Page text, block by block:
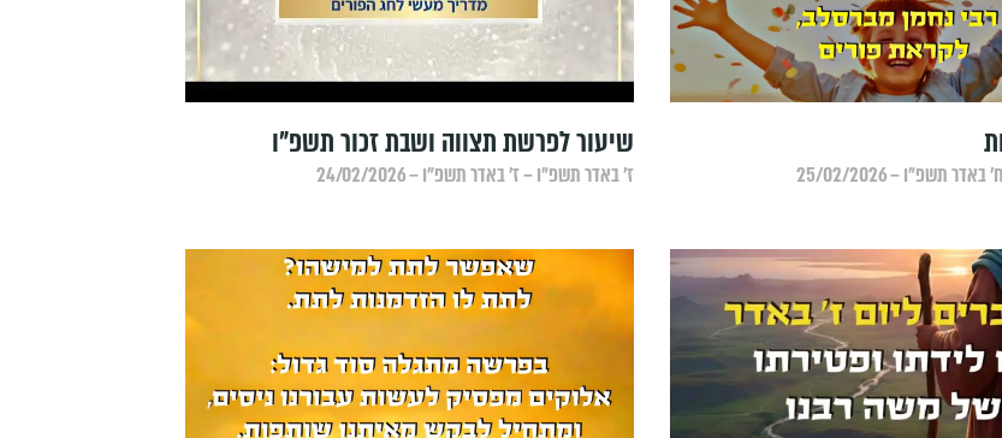
תשפ״ו – 25/02/2026
שיעור לפרשת תצווה ושבת זכור תשפ"ו
ז׳ באדר תשפ״ו – ז׳ באדר תשפ״ו – 24/02/2026